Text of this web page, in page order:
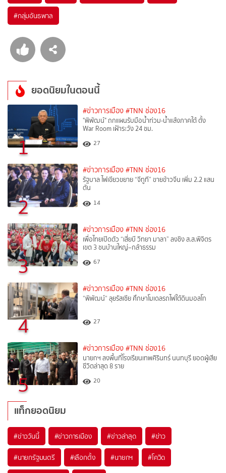
#กลุ่มอันธพาล
ยอดนิยมในตอนนี้
1
#ข่าวการเมือง #TNN ช่อง16
"พิพัฒน์" ถกแผนรับมือน้ำท่วม-น้ำแล้งภาคใต้ ตั้ง
War Room เฝ้าระวัง 24 ชม.
27
2
#ข่าวการเมือง #TNN ช่อง16
รัฐบาล ไฟเขียวขยาย “จีทูที” ขายข้าวจีน เพิ่ม 2.2 แสน
ตัน
14
3
#ข่าวการเมือง #TNN ช่อง16
เพื่อไทยเปิดตัว “เสี่ยบี วิทยา มาลา” ลงชิง ส.ส.พิจิตร
เขต 3 ชนบ้านใหญ่–กล้าธรรม
67
4
#ข่าวการเมือง #TNN ช่อง16
“พิพัฒน์“ ลุยรัสเซีย ศึกษาโมเดลรถไฟใต้ดินมอสโก
27
5
#ข่าวการเมือง #TNN ช่อง16
นายกฯ ลงพื้นที่โรงเรียนเทพศิรินทร์ นนทบุรี ยอดผู้เสีย
ชีวิตล่าสุด 8 ราย
20
แท็กยอดนิยม
#ข่าววันนี้ #ข่าวการเมือง #ข่าวล่าสุด #ข่าว
#นายกรัฐมนตรี #เลือกตั้ง #นายกฯ #โควิด